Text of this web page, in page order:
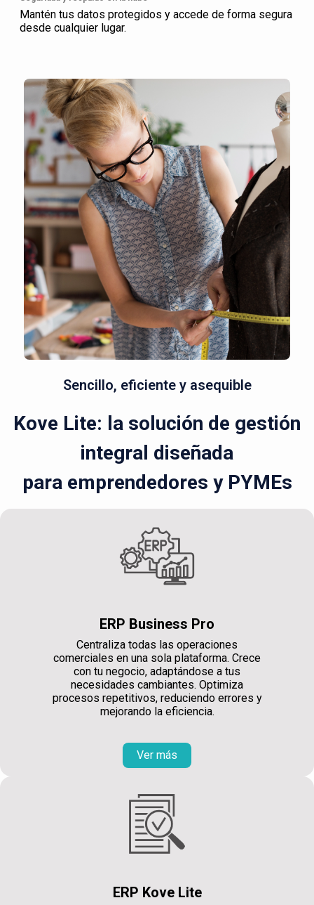
Mantén tus datos protegidos y accede de forma segura
desde cualquier lugar.
Sencillo, eficiente y asequible
Kove Lite: la solución de gestión
integral diseñada
para emprendedores y PYMEs
ERP Business Pro
Centraliza todas las operaciones
comerciales en una sola plataforma. Crece
con tu negocio, adaptándose a tus
necesidades cambiantes. Optimiza
procesos repetitivos, reduciendo errores y
mejorando la eficiencia.
Ver más
ERP Kove Lite